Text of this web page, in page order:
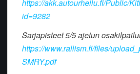
https://akk.autourheilu.fi/Public/
id=9282
Sarjapisteet 5/5 ajetun
https://www.rallism.fi/files/
SMRY.pdf